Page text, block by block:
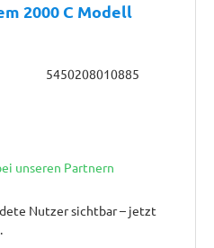
2000 C Modell
5450208010885
unseren Partnern
Nutzer sichtbar – jetzt
.